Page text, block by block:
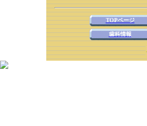
TOPページ
歯科情報